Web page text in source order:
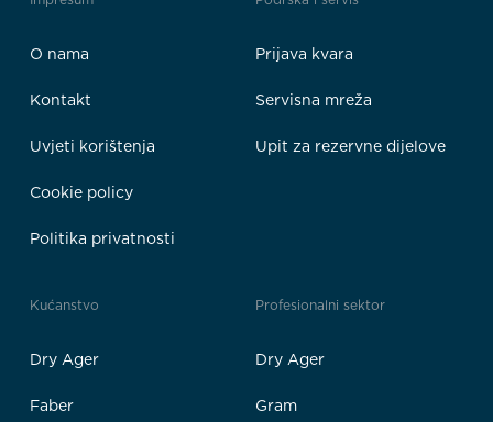
O nama
Kontakt
Uvjeti korištenja
Cookie policy
Politika privatnosti
Prijava kvara
Servisna mreža
Upit za rezervne dijelove
Kućanstvo
Dry Ager
Faber
Profesionalni sektor
Dry Ager
Gram